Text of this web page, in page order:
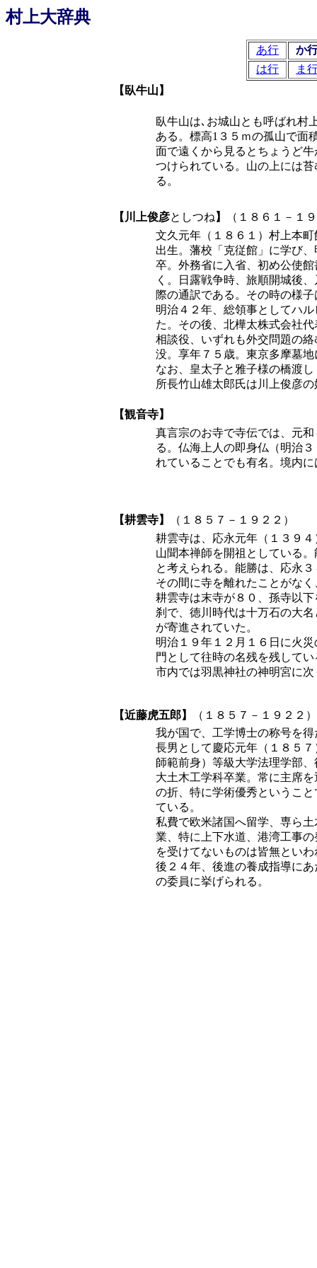
村上大辞典
あ行
か
は行
ま
【臥牛山】
臥牛山は､お城山とも呼ばれ村
ある。標高1３５ｍの孤山で面
面で遠くから見るとちょうど
つけられている。山の上には
る。
【川上俊彦としつね 】
（１８６１－１
文久元年（１８６１）村上本
出生。藩校「克従館」に学び
卒。外務省に入省、初め公使
く。日露戦争時、旅順開城後
際の通訳である。その時の様
明治４２年、総領事としてハ
た。その後、北樺太株式会社
相談役、いずれも外交問題の
没。享年７５歳。東京多摩墓地
なお、皇太子と雅子様の橋渡
所長竹山雄太郎氏は川上俊彦
【観音寺】
真言宗のお寺で寺伝では、元
る。仏海上人の即身仏（明治
れていることでも有名。境内
【耕雲寺】
（１８５７－１９２２）
耕雲寺は、応永元年（１３９
山聞本禅師を開祖としている
と考えられる。能勝は、応永
その間に寺を離れたことがな
耕雲寺は末寺が８０、孫寺以
刹で、徳川時代は十万石の大
が寄進されていた。
明治１９年１２月１６日に火
門として往時の名残を残して
市内では羽黒神社の神明宮に
【近藤虎五郎】
（１８５７－１９２２）
我が国で、工学博士の称号を
長男として慶応元年（１８５
師範前身）等級大学法理学部
大土木工学科卒業。常に主席
の折、特に学術優秀というこ
ている。
私費で欧米諸国へ留学、専ら
業、特に上下水道、港湾工事
を受けてないものは皆無とい
後２４年、後進の養成指導に
の委員に挙げられる。